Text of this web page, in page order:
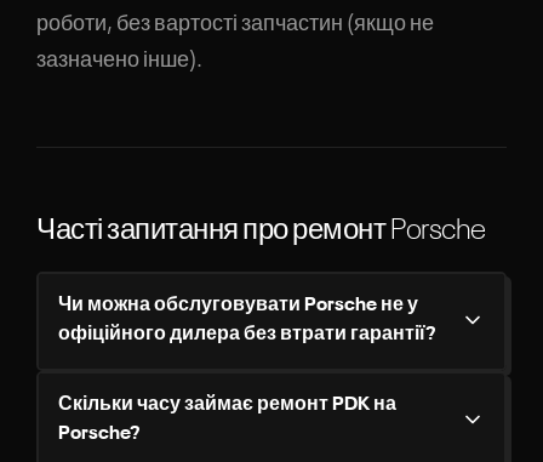
роботи, без вартості запчастин (якщо не
зазначено інше).
Часті запитання про ремонт Porsche
Чи можна обслуговувати Porsche не у
офіційного дилера без втрати гарантії?
Скільки часу займає ремонт PDK на
Porsche?